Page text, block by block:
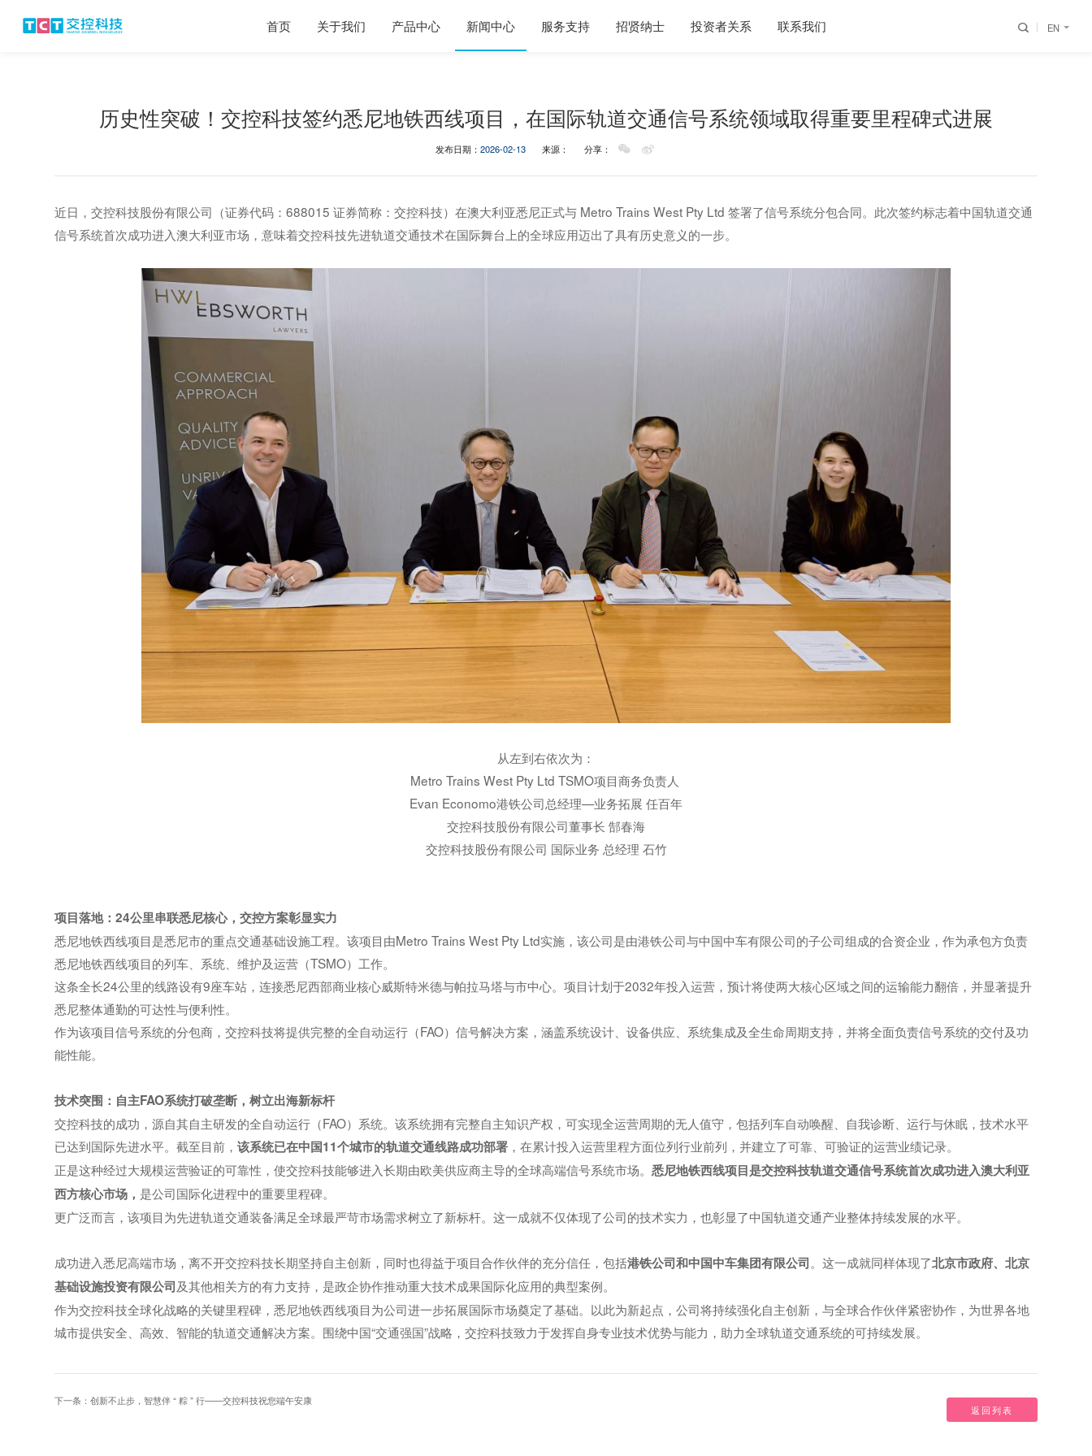
首页 关于我们 产品中心 新闻中心 服务支持 招贤纳士 投资者关系 联系我们 EN
历史性突破！交控科技签约悉尼地铁西线项目，在国际轨道交通信号系统领域取得重要里程碑式进展
发布日期： 2026-02-13 来源： 分享：
近日，交控科技股份有限公司（证券代码：688015 证券简称：交控科技）在澳大利亚悉尼正式与 Metro Trains West Pty Ltd 签署了信号系统分包合同。此次签约标志着中国轨道交通
信号系统首次成功进入澳大利亚市场，意味着交控科技先进轨道交通技术在国际舞台上的全球应用迈出了具有历史意义的一步。
从左到右依次为：
Metro Trains West Pty Ltd TSMO项目商务负责人
Evan Economo港铁公司总经理—业务拓展 任百年
交控科技股份有限公司董事长 郜春海
交控科技股份有限公司 国际业务 总经理 石竹
项目落地：24公里串联悉尼核心，交控方案彰显实力
悉尼地铁西线项目是悉尼市的重点交通基础设施工程。该项目由Metro Trains West Pty Ltd实施，该公司是由港铁公司与中国中车有限公司的子公司组成的合资企业，作为承包方负责
悉尼地铁西线项目的列车、系统、维护及运营（TSMO）工作。
这条全长24公里的线路设有9座车站，连接悉尼西部商业核心威斯特米德与帕拉马塔与市中心。项目计划于2032年投入运营，预计将使两大核心区域之间的运输能力翻倍，并显著提升
悉尼整体通勤的可达性与便利性。
作为该项目信号系统的分包商，交控科技将提供完整的全自动运行（FAO）信号解决方案，涵盖系统设计、设备供应、系统集成及全生命周期支持，并将全面负责信号系统的交付及功
能性能。
技术突围：自主FAO系统打破垄断，树立出海新标杆
交控科技的成功，源自其自主研发的全自动运行（FAO）系统。该系统拥有完整自主知识产权，可实现全运营周期的无人值守，包括列车自动唤醒、自我诊断、运行与休眠，技术水平
已达到国际先进水平。截至目前，该系统已在中国11个城市的轨道交通线路成功部署 ，在累计投入运营里程方面位列行业前列，并建立了可靠、可验证的运营业绩记录。
正是这种经过大规模运营验证的可靠性，使交控科技能够进入长期由欧美供应商主导的全球高端信号系统市场。悉尼地铁西线项目是交控科技轨道交通信号系统首次成功进入澳大利亚
西方核心市场， 是公司国际化进程中的重要里程碑。
更广泛而言，该项目为先进轨道交通装备满足全球最严苛市场需求树立了新标杆。这一成就不仅体现了公司的技术实力，也彰显了中国轨道交通产业整体持续发展的水平。
成功进入悉尼高端市场，离不开交控科技长期坚持自主创新，同时也得益于项目合作伙伴的充分信任，包括港铁公司和中国中车集团有限公司。这一成就同样体现了北京市政府、北京
基础设施投资有限公司及其他相关方的有力支持，是政企协作推动重大技术成果国际化应用的典型案例。
作为交控科技全球化战略的关键里程碑，悉尼地铁西线项目为公司进一步拓展国际市场奠定了基础。以此为新起点，公司将持续强化自主创新，与全球合作伙伴紧密协作，为世界各地
城市提供安全、高效、智能的轨道交通解决方案。围绕中国“交通强国”战略，交控科技致力于发挥自身专业技术优势与能力，助力全球轨道交通系统的可持续发展。
下一条：创新不止步，智慧伴 “ 粽 ” 行——交控科技祝您端午安康
返回列表